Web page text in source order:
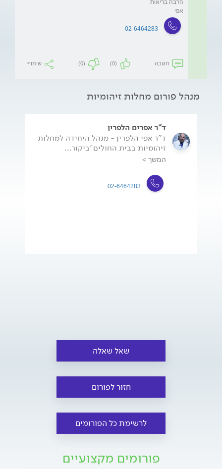
אפי
02-6464283
תגובה (0)
(0) שיתוף
מנהל פורום מחלות זיהומיות
ד"ר אפרים הלפרין
ד"ר אפי הלפרין - מנהל היחידה למחלות
זיהומיות בבית החולים 'ביקור...
המשך >
02-6464283
שאל שאלה
חזור לפורום
לרשימת כל הפורומים
פורומים מקצועיים